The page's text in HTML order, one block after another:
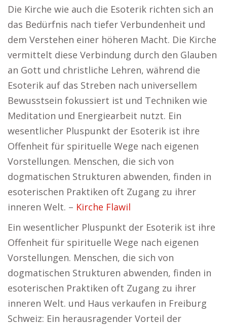
Die Kirche wie auch die Esoterik richten sich an
das Bedürfnis nach tiefer Verbundenheit und
dem Verstehen einer höheren Macht. Die Kirche
vermittelt diese Verbindung durch den Glauben
an Gott und christliche Lehren, während die
Esoterik auf das Streben nach universellem
Bewusstsein fokussiert ist und Techniken wie
Meditation und Energiearbeit nutzt. Ein
wesentlicher Pluspunkt der Esoterik ist ihre
Offenheit für spirituelle Wege nach eigenen
Vorstellungen. Menschen, die sich von
dogmatischen Strukturen abwenden, finden in
esoterischen Praktiken oft Zugang zu ihrer
inneren Welt. – Kirche Flawil
Ein wesentlicher Pluspunkt der Esoterik ist ihre
Offenheit für spirituelle Wege nach eigenen
Vorstellungen. Menschen, die sich von
dogmatischen Strukturen abwenden, finden in
esoterischen Praktiken oft Zugang zu ihrer
inneren Welt. und Haus verkaufen in Freiburg
Schweiz: Ein herausragender Vorteil der